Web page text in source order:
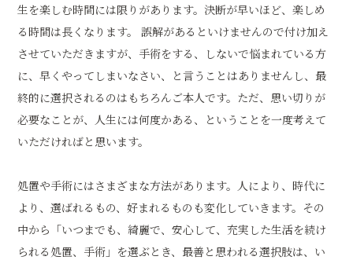
生を楽しむ時間には限りがあります。決断が早いほど、楽しめ
る時間は長くなります。 誤解があるといけませんので付け加え
させていただきますが、手術をする、しないで悩まれている方
に、早くやってしまいなさい、と言うことはありませんし、最
終的に選択されるのはもちろんご本人です。ただ、思い切りが
必要なことが、人生には何度かある、ということを一度考えて
いただければと思います。
処置や手術にはさまざまな方法があります。人により、時代に
より、選ばれるもの、好まれるものも変化していきます。その
中から「いつまでも、綺麗で、安心して、充実した生活を続け
られる処置、手術」を選ぶとき、最善と思われる選択肢は、い